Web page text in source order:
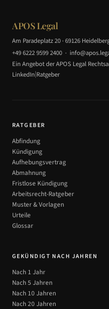
APOS Legal
Am Paradeplatz 20 · 69126
+49 6222 9599 2400 ·
Ein Angebot der APOS Legal
LinkedIn|Ratgeber
RATGEBER
Abfindung
Kündigung
Aufhebungsvertrag
Abmahnung
Fristlose Kündigung
Arbeitsrecht-Ratgeber
Muster & Vorlagen
Urteile
Glossar
GEKÜNDIGT NACH JAHREN
Nach 1 Jahr
Nach 5 Jahren
Nach 10 Jahren
Nach 20 Jahren